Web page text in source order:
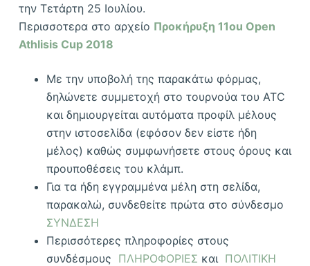
την Τετάρτη 25 Ιουλίου.
Περισσοτερα στο αρχείο Προκήρυξη 11ou Open
Athlisis Cup 2018
Με την υποβολή της παρακάτω φόρμας,
δηλώνετε συμμετοχή στο τουρνούα του ATC
και δημιουργείται αυτόματα προφίλ μέλους
στην ιστοσελίδα (εφόσον δεν είστε ήδη
μέλος) καθώς συμφωνήσετε στους όρους και
προυποθέσεις του κλάμπ.
Για τα ήδη εγγραμμένα μέλη στη σελίδα,
παρακαλώ, συνδεθείτε πρώτα στο σύνδεσμο
ΣΥΝΔΕΣΗ
Περισσότερες πληροφορίες στους
συνδέσμους ΠΛΗΡΟΦΟΡΙΕΣ και ΠΟΛΙΤΙΚΗ